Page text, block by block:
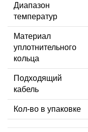
Диапазон
температур
Материал
уплотнительного
кольца
Подходящий
кабель
Кол-во в упаковке